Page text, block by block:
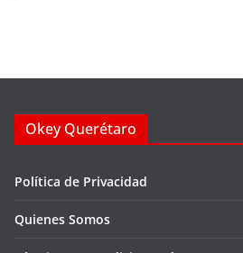
Okey Querétaro
Política de Privacidad
Quienes Somos